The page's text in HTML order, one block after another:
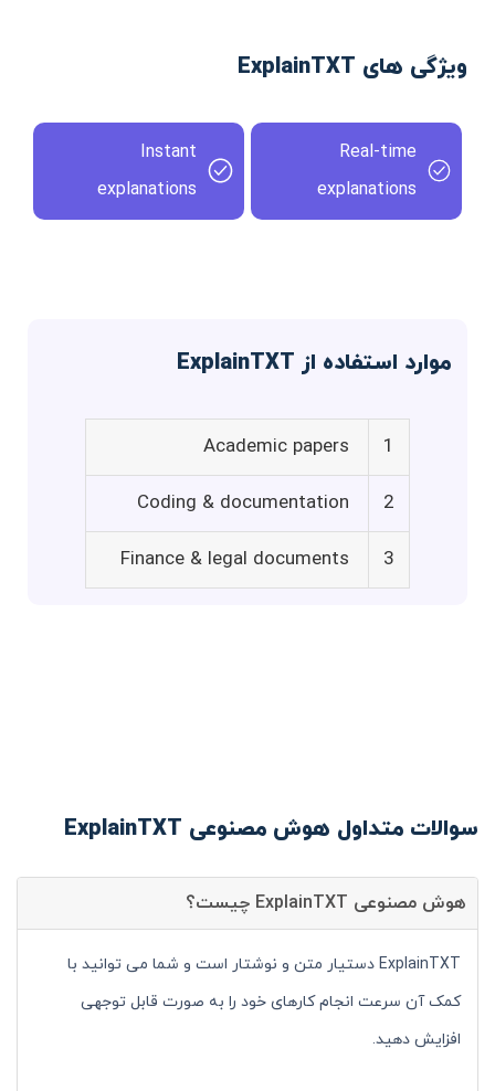
ویژگی های ExplainTXT
Real-time
explanations
Instant
explanations
موارد استفاده از ExplainTXT
1
Academic papers
2
Coding & documentation
3
Finance & legal documents
سوالات متداول هوش مصنوعی ExplainTXT
هوش مصنوعی ExplainTXT چیست؟
ExplainTXT دستیار متن و نوشتار است و شما می توانید با
کمک آن سرعت انجام کارهای خود را به صورت قابل توجهی
افزایش دهید.